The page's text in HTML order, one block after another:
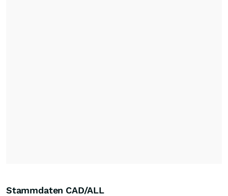
Stammdaten CAD/ALL